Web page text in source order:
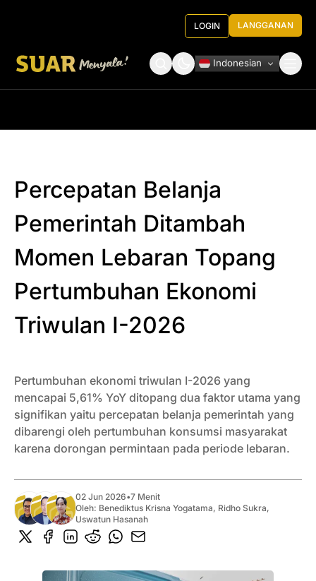
LOGIN LANGGANAN
Indonesian
Percepatan Belanja
Pemerintah Ditambah
Momen Lebaran Topang
Pertumbuhan Ekonomi
Triwulan I-2026
Pertumbuhan ekonomi triwulan I-2026 yang
mencapai 5,61% YoY ditopang dua faktor utama yang
signifikan yaitu percepatan belanja pemerintah yang
dibarengi oleh pertumbuhan konsumsi masyarakat
karena dorongan permintaan pada periode lebaran.
02 Jun 2026•7 Menit
Oleh: Benediktus Krisna Yogatama, Ridho Sukra,
Uswatun Hasanah